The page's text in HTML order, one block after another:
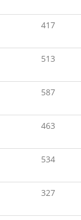
417
513
587
463
534
327